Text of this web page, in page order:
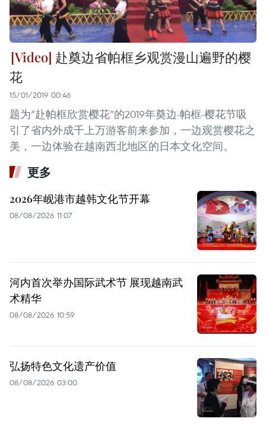
赴奠边省帕框乡观赏漫山遍野的樱
花
15/01/2019 00:46
题为“赴帕框欣赏樱花”的2019年奠边-帕框-樱花节吸
引了省内外成千上万游客前来参加，一边观赏樱花之
美，一边体验在越南西北地区的日本文化空间。
更多
2026年岘港市越韩文化节开幕
08/08/2026 11:07
河内首次举办国际武术节 展现越南武
术精华
08/08/2026 10:59
弘扬特色文化遗产价值
08/08/2026 03:00